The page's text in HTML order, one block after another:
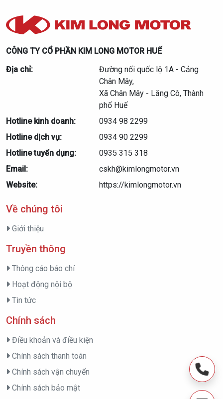
CÔNG TY CỔ PHẦN KIM LONG MOTOR HUẾ
Địa chỉ:
Đường nối quốc lộ 1A - Cảng
Chân Mây,
Xã Chân Mây - Lăng Cô, Thành
phố Huế
Hotline kinh doanh:
0934 98 2299
Hotline dịch vụ:
0934 90 2299
Hotline tuyển dụng:
0935 315 318
Email:
cskh@kimlongmotor.vn
Website:
https://kimlongmotor.vn
Về chúng tôi
Giới thiệu
Truyền thông
Thông cáo báo chí
Hoạt động nội bộ
Tin tức
Chính sách
Điều khoản và điều kiện
Chính sách thanh toán
Chính sách vận chuyển
Chính sách bảo mật